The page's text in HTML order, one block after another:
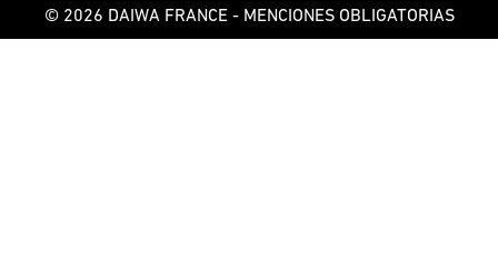
© 2026 DAIWA FRANCE - MENCIONES OBLIGATORIAS